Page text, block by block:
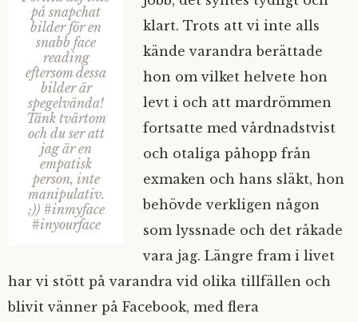
på snapchat
bilder för en
snabb face
reading
eftersom dessa
bilder är
spegelvända!
Tänk tvärtom
och du ser att
jag är en
empatisk
person, inte
manipulativ.
;)) #inmyface
#inyourface
klart. Trots att vi inte alls
kände varandra berättade
hon om vilket helvete hon
levt i och att mardrömmen
fortsatte med vårdnadstvist
och otaliga påhopp från
exmaken och hans släkt, hon
behövde verkligen någon
som lyssnade och det råkade
vara jag. Längre fram i livet
har vi stött på varandra vid olika tillfällen och
blivit vänner på Facebook, med flera